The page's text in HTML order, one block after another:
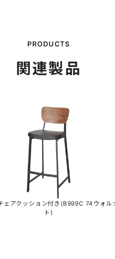
関連製品
ェアクッション付き(B999C 74ウォル
ト)